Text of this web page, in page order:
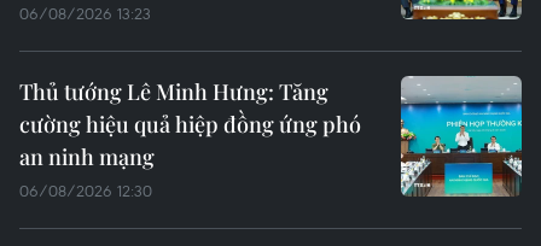
06/08/2026 13:23
Thủ tướng Lê Minh Hưng: Tăng
cường hiệu quả hiệp đồng ứng phó
an ninh mạng
06/08/2026 12:30